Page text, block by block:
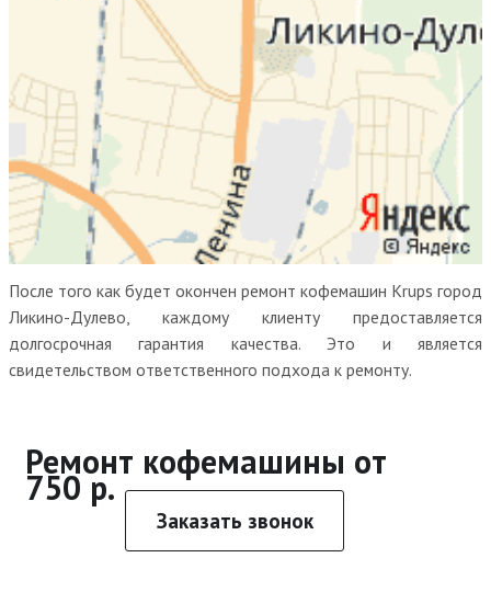
После того как будет окончен ремонт кофемашин Krups город
Ликино-Дулево, каждому клиенту предоставляется
долгосрочная гарантия качества. Это и является
свидетельством ответственного подхода к ремонту.
Ремонт кофемашины от
750 р.
Заказать звонок